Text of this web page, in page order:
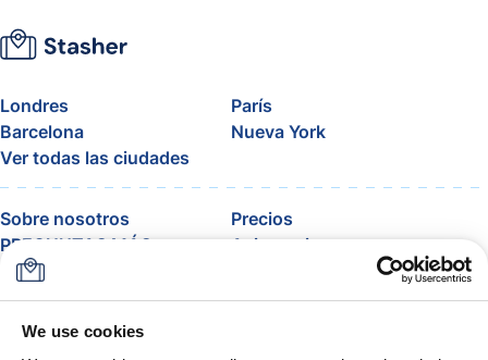
We use cookies
Londres
París
Barcelona
Nueva York
Ver todas las ciudades
Sobre nosotros
Precios
PREGUNTAS MÁS
FRECUENTES
Asistencia
Blog
Únete al programa de